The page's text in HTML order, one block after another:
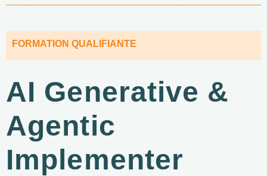
FORMATION QUALIFIANTE
AI Generative &
Agentic
Implementer